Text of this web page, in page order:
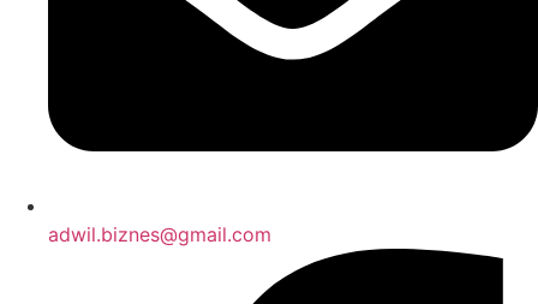
adwil.biznes@gmail.com